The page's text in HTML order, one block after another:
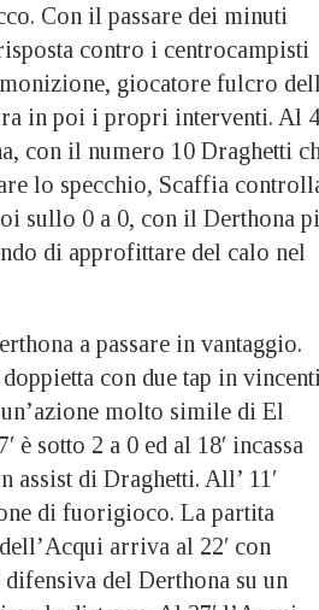
Con il passare dei minuti
contro i centrocampisti
giocatore fulcro
in poi i propri interventi. Al
con il numero 10 Draghetti
lo specchio, Scaffia
sullo 0 a 0, con il Derthona
di approfittare del calo nel
a passare in vantaggio.
con due tap in
molto simile di El
sotto 2 a 0 ed al 18′ incassa
assist di Draghetti. All’ 11′
di fuorigioco. La partita
arriva al 22′ con
del Derthona su un